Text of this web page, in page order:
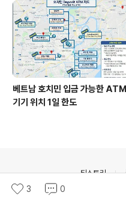
베트남 호치민 입금 가능한 ATM
기기 위치 1일 한도
3 0
티스토리